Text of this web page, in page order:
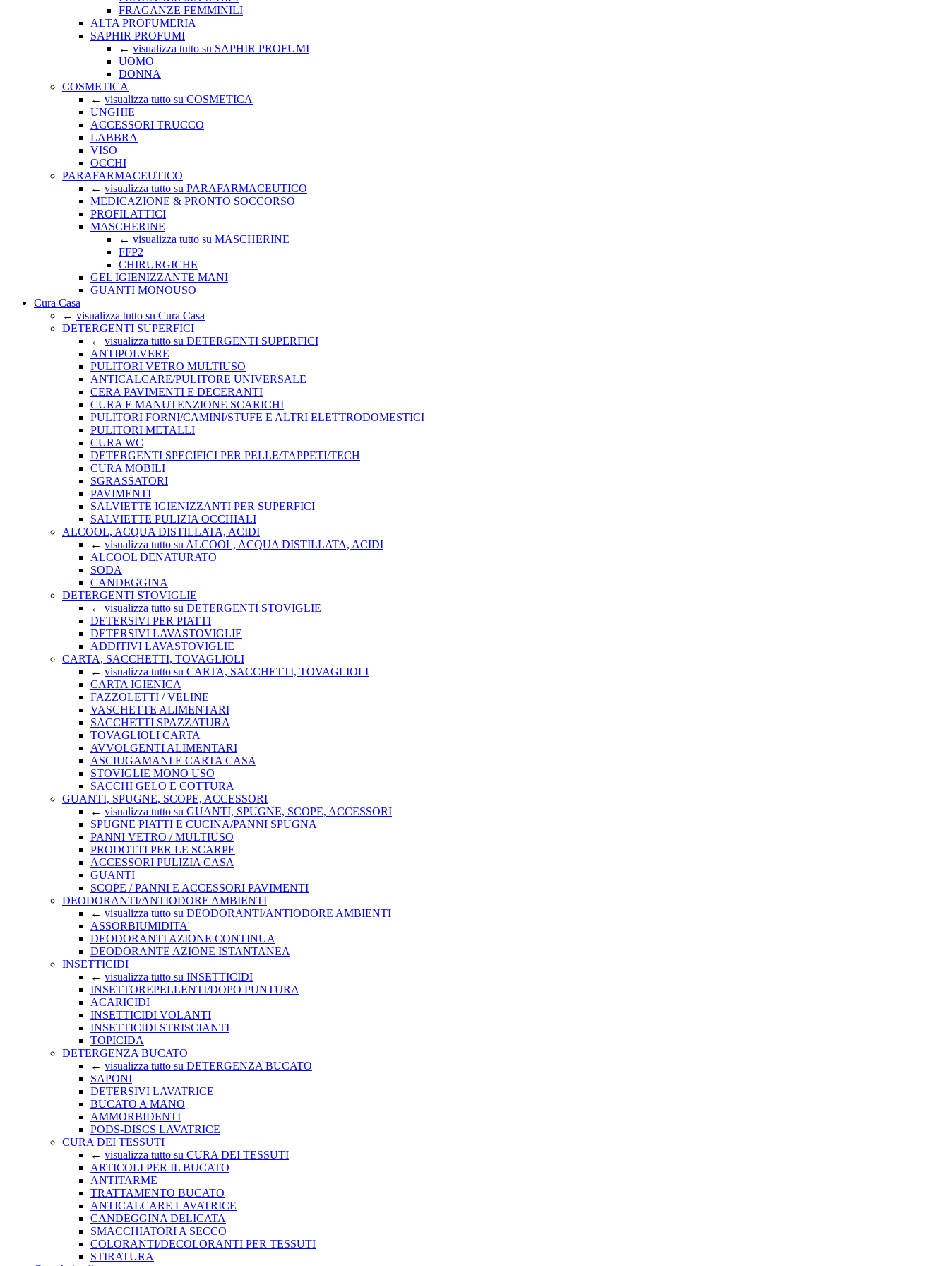
FRAGANZE FEMMINILI
ALTA PROFUMERIA
SAPHIR PROFUMI
← visualizza tutto su SAPHIR PROFUMI
UOMO
DONNA
COSMETICA
← visualizza tutto su COSMETICA
UNGHIE
ACCESSORI TRUCCO
LABBRA
VISO
OCCHI
PARAFARMACEUTICO
← visualizza tutto su PARAFARMACEUTICO
MEDICAZIONE & PRONTO SOCCORSO
PROFILATTICI
MASCHERINE
← visualizza tutto su MASCHERINE
FFP2
CHIRURGICHE
GEL IGIENIZZANTE MANI
GUANTI MONOUSO
Cura Casa
← visualizza tutto su Cura Casa
DETERGENTI SUPERFICI
← visualizza tutto su DETERGENTI SUPERFICI
ANTIPOLVERE
PULITORI VETRO MULTIUSO
ANTICALCARE/PULITORE UNIVERSALE
CERA PAVIMENTI E DECERANTI
CURA E MANUTENZIONE SCARICHI
PULITORI FORNI/CAMINI/STUFE E ALTRI ELETTRODOMESTICI
PULITORI METALLI
CURA WC
DETERGENTI SPECIFICI PER PELLE/TAPPETI/TECH
CURA MOBILI
SGRASSATORI
PAVIMENTI
SALVIETTE IGIENIZZANTI PER SUPERFICI
SALVIETTE PULIZIA OCCHIALI
ALCOOL, ACQUA DISTILLATA, ACIDI
← visualizza tutto su ALCOOL, ACQUA DISTILLATA, ACIDI
ALCOOL DENATURATO
SODA
CANDEGGINA
DETERGENTI STOVIGLIE
← visualizza tutto su DETERGENTI STOVIGLIE
DETERSIVI PER PIATTI
DETERSIVI LAVASTOVIGLIE
ADDITIVI LAVASTOVIGLIE
CARTA, SACCHETTI, TOVAGLIOLI
← visualizza tutto su CARTA, SACCHETTI, TOVAGLIOLI
CARTA IGIENICA
FAZZOLETTI / VELINE
VASCHETTE ALIMENTARI
SACCHETTI SPAZZATURA
TOVAGLIOLI CARTA
AVVOLGENTI ALIMENTARI
ASCIUGAMANI E CARTA CASA
STOVIGLIE MONO USO
SACCHI GELO E COTTURA
GUANTI, SPUGNE, SCOPE, ACCESSORI
← visualizza tutto su GUANTI, SPUGNE, SCOPE, ACCESSORI
SPUGNE PIATTI E CUCINA/PANNI SPUGNA
PANNI VETRO / MULTIUSO
PRODOTTI PER LE SCARPE
ACCESSORI PULIZIA CASA
GUANTI
SCOPE / PANNI E ACCESSORI PAVIMENTI
DEODORANTI/ANTIODORE AMBIENTI
← visualizza tutto su DEODORANTI/ANTIODORE AMBIENTI
ASSORBIUMIDITA'
DEODORANTI AZIONE CONTINUA
DEODORANTE AZIONE ISTANTANEA
INSETTICIDI
← visualizza tutto su INSETTICIDI
INSETTOREPELLENTI/DOPO PUNTURA
ACARICIDI
INSETTICIDI VOLANTI
INSETTICIDI STRISCIANTI
TOPICIDA
DETERGENZA BUCATO
← visualizza tutto su DETERGENZA BUCATO
SAPONI
DETERSIVI LAVATRICE
BUCATO A MANO
AMMORBIDENTI
PODS-DISCS LAVATRICE
CURA DEI TESSUTI
← visualizza tutto su CURA DEI TESSUTI
ARTICOLI PER IL BUCATO
ANTITARME
TRATTAMENTO BUCATO
ANTICALCARE LAVATRICE
CANDEGGINA DELICATA
SMACCHIATORI A SECCO
COLORANTI/DECOLORANTI PER TESSUTI
STIRATURA